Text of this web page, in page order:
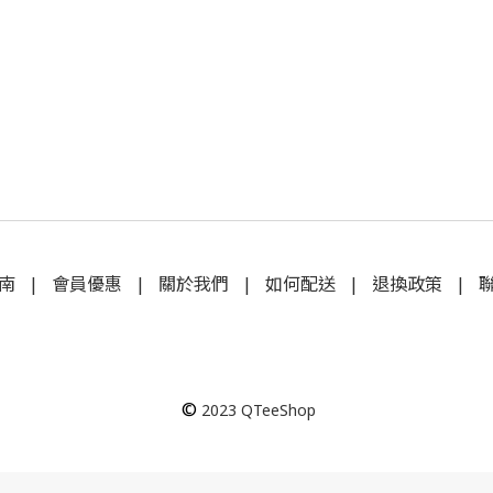
| 會員優惠 | 關於我們 | 如何配送| 退換政策 |
© 2023 QTeeShop